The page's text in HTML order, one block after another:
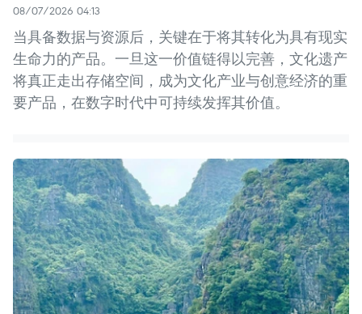
08/07/2026 04:13
当具备数据与资源后，关键在于将其转化为具有现实
生命力的产品。一旦这一价值链得以完善，文化遗产
将真正走出存储空间，成为文化产业与创意经济的重
要产品，在数字时代中可持续发挥其价值。